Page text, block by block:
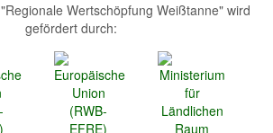
Wertschöpfung Weißtanne" wird
gefördert durch: